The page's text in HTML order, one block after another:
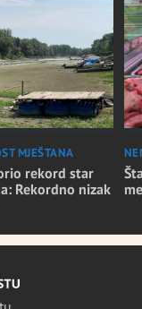
MJEŠTANA
rekord star
Rekordno nizak